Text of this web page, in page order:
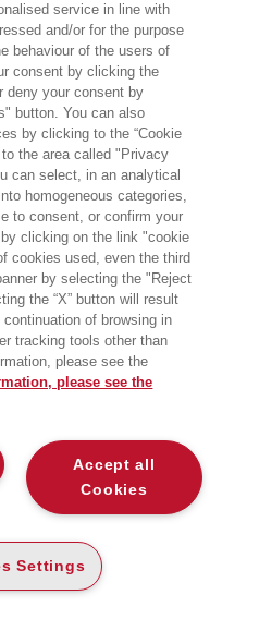
con grandi margini di
di affrontare al meglio le
complessità a una migliore
in Europa è aumentata del 9%,
si è ridotta del 20%passando
La crisi Covid e le sue conseguenze
creato i presupposti per un rapido
non in senso tradizionale ma in
“frazionale”. Ne è convinto
suo saggio al grande pubblico
i tempi siano maturi perché venga
maggiore di manager e imprese
dell’economia italiana,
di competenze manageriali
un grave danno per la loro
comprometterne la
service in line with
and/or for the purpose
behaviour of the users of
consent by clicking the
deny your consent by
button. You can also
by clicking to the “Cookie
the area called "Privacy
can select, in an analytical
homogeneous categories,
to consent, or confirm your
clicking on the link "cookie
cookies used, even the third
by selecting the "Reject
the “X” button will result
of browsing in
tracking tools other than
please see the
please see the
Accept all
Cookies
Settings